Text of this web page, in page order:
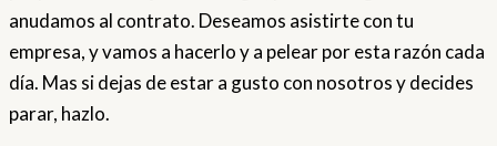
anudamos al contrato. Deseamos asistirte con tu
empresa, y vamos a hacerlo y a pelear por esta razón cada
día. Mas si dejas de estar a gusto con nosotros y decides
parar, hazlo.